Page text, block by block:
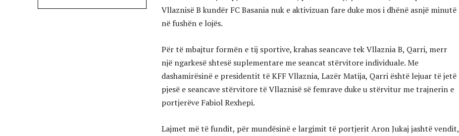
Vllaznisë B kundër FC Basania nuk e aktivizuan fare duke mos i dhënë asnjë minutë
në fushën e lojës.
Për të mbajtur formën e tij sportive, krahas seancave tek Vllaznia B, Qarri, merr
një ngarkesë shtesë suplementare me seancat stërvitore individuale. Me
dashamirësinë e presidentit të KFF Vllaznia, Lazër Matija, Qarri është lejuar të jetë
pjesë e seancave stërvitore të Vllaznisë së femrave duke u stërvitur me trajnerin e
portjerëve Fabiol Rexhepi.
Lajmet më të fundit, për mundësinë e largimit të portjerit Aron Jukaj jashtë vendit,